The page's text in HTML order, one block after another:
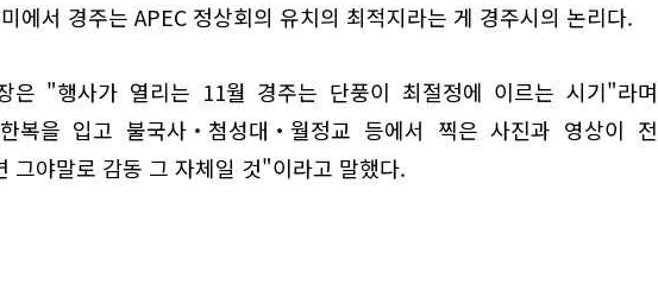
에서 경주는 APEC 정상회의 유치의 최적지라는 게 경주시의 논리다.
은 "행사가 열리는 11월 경주는 단풍이 최절정에 이르는 시기"라며
복을 입고 불국사‧첨성대‧월정교 등에서 찍은 사진과 영상이 전
그야말로 감동 그 자체일 것"이라고 말했다.